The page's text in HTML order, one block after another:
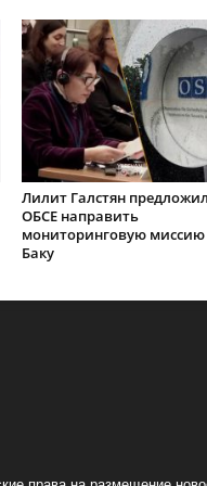
Лилит Галстян
ОБСЕ направить
мониторинговую миссию
Баку